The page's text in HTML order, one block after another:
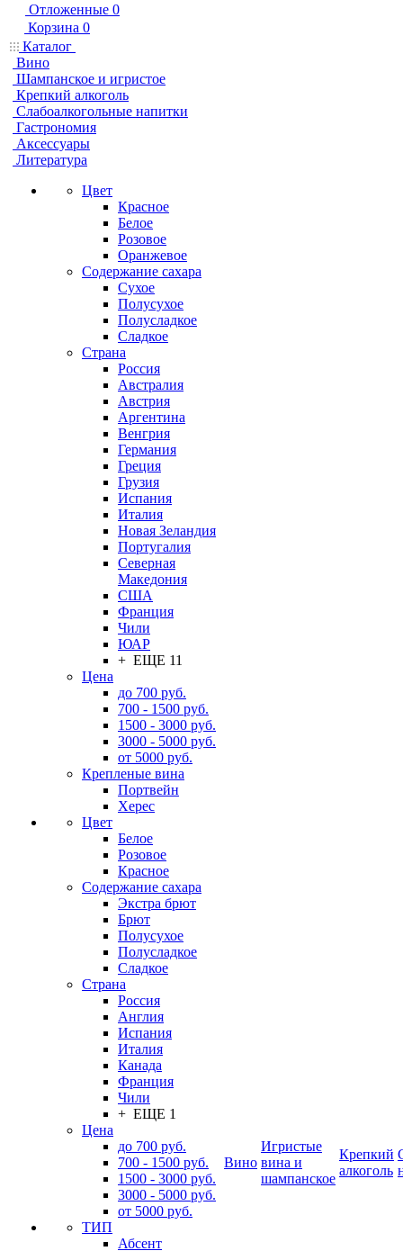
Отложенные 0
Корзина 0
Каталог
Вино
Шампанское и игристое
Крепкий алкоголь
Слабоалкогольные напитки
Гастрономия
Аксессуары
Литература
Цвет
Красное
Белое
Розовое
Оранжевое
Содержание сахара
Сухое
Полусухое
Полусладкое
Сладкое
Страна
Россия
Австралия
Австрия
Аргентина
Венгрия
Германия
Греция
Грузия
Испания
Италия
Новая Зеландия
Португалия
Северная
Македония
США
Франция
Чили
ЮАР
+ ЕЩЕ 11
Цена
до 700 руб.
700 - 1500 руб.
1500 - 3000 руб.
3000 - 5000 руб.
от 5000 руб.
Крепленые вина
Портвейн
Херес
Цвет
Белое
Розовое
Красное
Содержание сахара
Экстра брют
Брют
Полусухое
Полусладкое
Сладкое
Страна
Россия
Англия
Испания
Италия
Канада
Франция
Чили
+ ЕЩЕ 1
Цена
до 700 руб.
700 - 1500 руб.
1500 - 3000 руб.
3000 - 5000 руб.
от 5000 руб.
ТИП
Абсент
Вино
Игристые
вина и
шампанское
Крепкий
алкоголь